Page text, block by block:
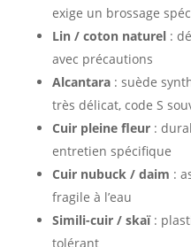
exige un brossage
Lin / coton naturel:
avec précautions
Alcantara: suède
très délicat, code S
Cuir pleine fleur:
entretien spécifique
Cuir nubuck / daim :
fragile à l’eau
Simili-cuir / skaï:
tolérant